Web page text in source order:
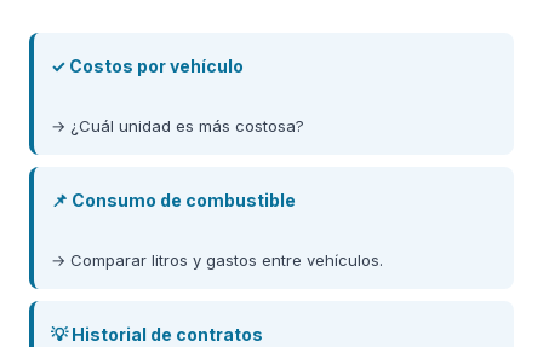
✓ Costos por vehículo
→ ¿Cuál unidad es más costosa?
📌 Consumo de combustible
→ Comparar litros y gastos entre vehículos.
💡 Historial de contratos